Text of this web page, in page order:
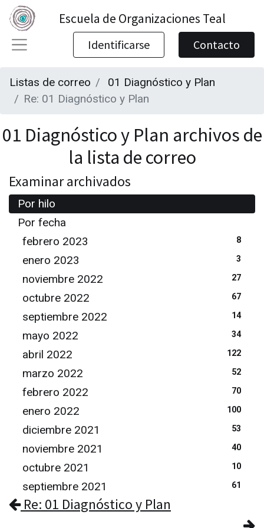
Escuela de Organizaciones Teal
Identificarse Contacto
Listas de correo
01 Diagnóstico y Plan
Re: 01 Diagnóstico y Plan
01 Diagnóstico y Plan archivos de
la lista de correo
Examinar archivados
Por hilo
Por fecha
febrero 2023
8
enero 2023 3
noviembre 2022 27
octubre 2022 67
septiembre 2022 14
mayo 2022 34
abril 2022 122
marzo 2022 52
febrero 2022 70
enero 2022 100
diciembre 2021 53
noviembre 2021 40
octubre 2021 10
septiembre 2021 61
Re: 01 Diagnóstico y Plan